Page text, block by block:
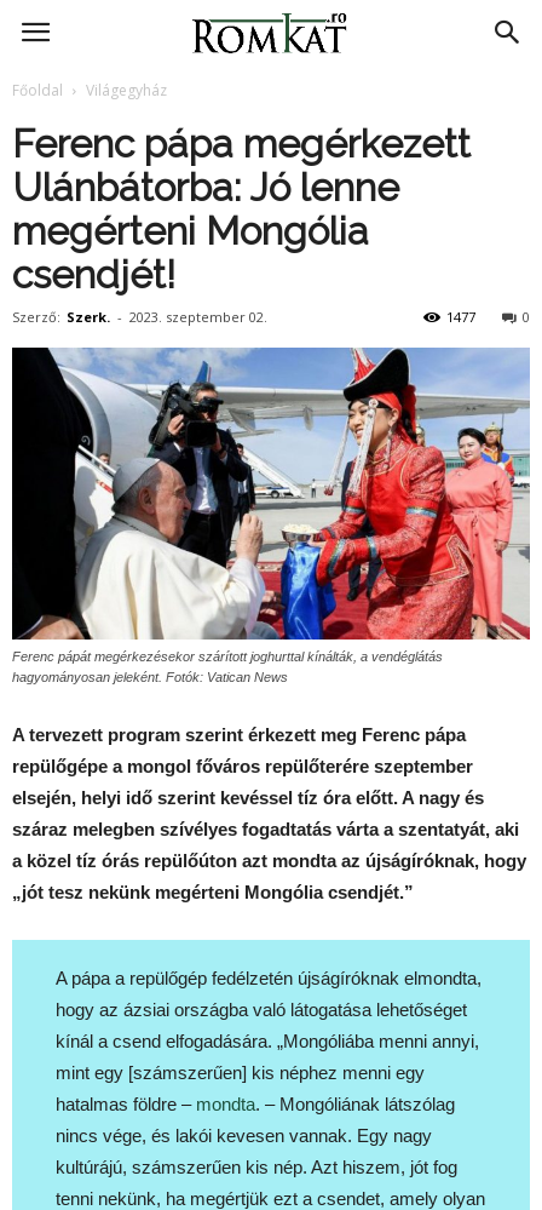
RomKat.ro
Főoldal Világegyház
Ferenc pápa megérkezett
Ulánbátorba: Jó lenne
megérteni Mongólia
csendjét!
Szerző: Szerk. - 2023. szeptember 02. 0
1477
Ferenc pápát megérkezésekor szárított joghurttal kínálták, a vendéglátás
hagyományosan jeleként. Fotók: Vatican News
A tervezett program szerint érkezett meg Ferenc pápa
repülőgépe a mongol főváros repülőterére szeptember
elsején, helyi idő szerint kevéssel tíz óra előtt. A nagy és
száraz melegben szívélyes fogadtatás várta a szentatyát, aki
a közel tíz órás repülőúton azt mondta az újságíróknak, hogy
„jót tesz nekünk megérteni Mongólia csendjét.”
A pápa a repülőgép fedélzetén újságíróknak elmondta,
hogy az ázsiai országba való látogatása lehetőséget
kínál a csend elfogadására. „Mongóliába menni annyi,
mint egy [számszerűen] kis néphez menni egy
hatalmas földre – mondta. – Mongóliának látszólag
nincs vége, és lakói kevesen vannak. Egy nagy
kultúrájú, számszerűen kis nép. Azt hiszem, jót fog
tenni nekünk, ha megértjük ezt a csendet, amely olyan